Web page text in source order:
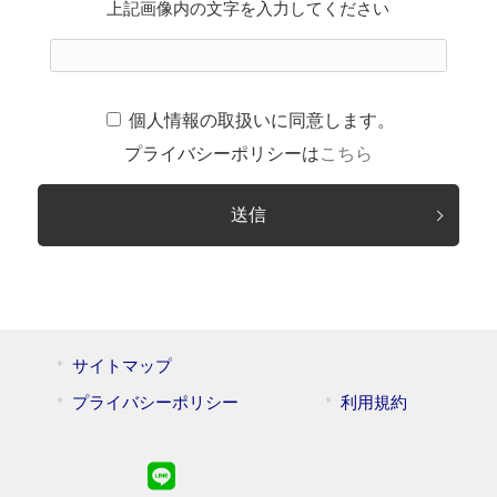
上記画像内の文字を入力してください
個人情報の取扱いに同意します。
プライバシーポリシーはこちら
サイトマップ
プライバシーポリシー
利用規約